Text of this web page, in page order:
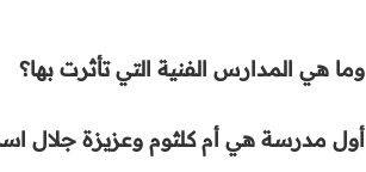
وما هي المدارس الفنية التي تأثرت بها؟
أول مدرسة هي أم كلثوم وعزيزة جلال